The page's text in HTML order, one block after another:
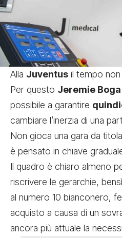
Alla Juventus il tempo
Per questo Jeremie Boga
possibile a garantire
cambiare l’inerzia di una
Non gioca una gara da
è pensato in chiave
Il quadro è chiaro almeno
riscrivere le gerarchie,
al numero 10 bianconero,
acquisto a causa di un
ancora più attuale la